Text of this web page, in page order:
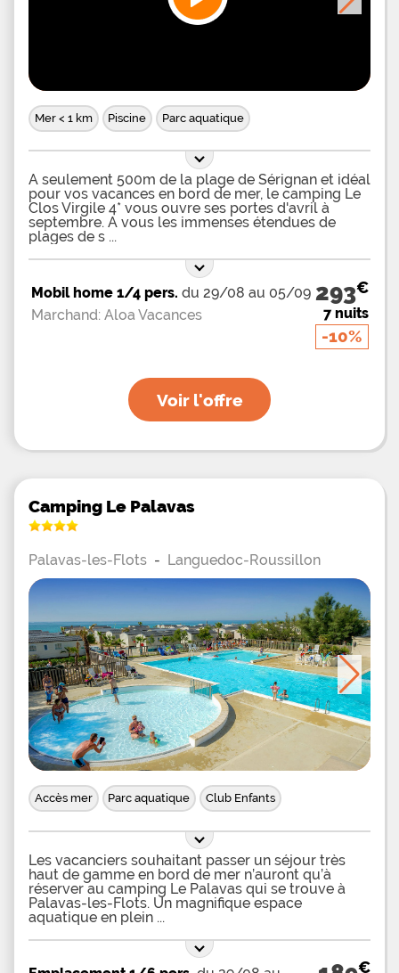
Mer < 1 km Piscine Parc aquatique
À seulement 500m de la plage de Sérignan et idéal
pour vos vacances en bord de mer, le camping Le
Clos Virgile 4* vous ouvre ses portes d'avril à
septembre. A vous les immenses étendues de
plages de s
Mobil home 1/4 pers. du 29/08 au 05/09
Marchand: Aloa Vacances
293€
7 nuits
-10%
Voir l'offre
Camping Le Palavas
Palavas-les-Flots - Languedoc-Roussillon
Accès mer Parc aquatique Club Enfants
Les vacanciers souhaitant passer un séjour très
haut de gamme en bord de mer n’auront qu’à
réserver au camping Le Palavas qui se trouve à
Palavas-les-Flots. Un magnifique espace
aquatique en plein
€